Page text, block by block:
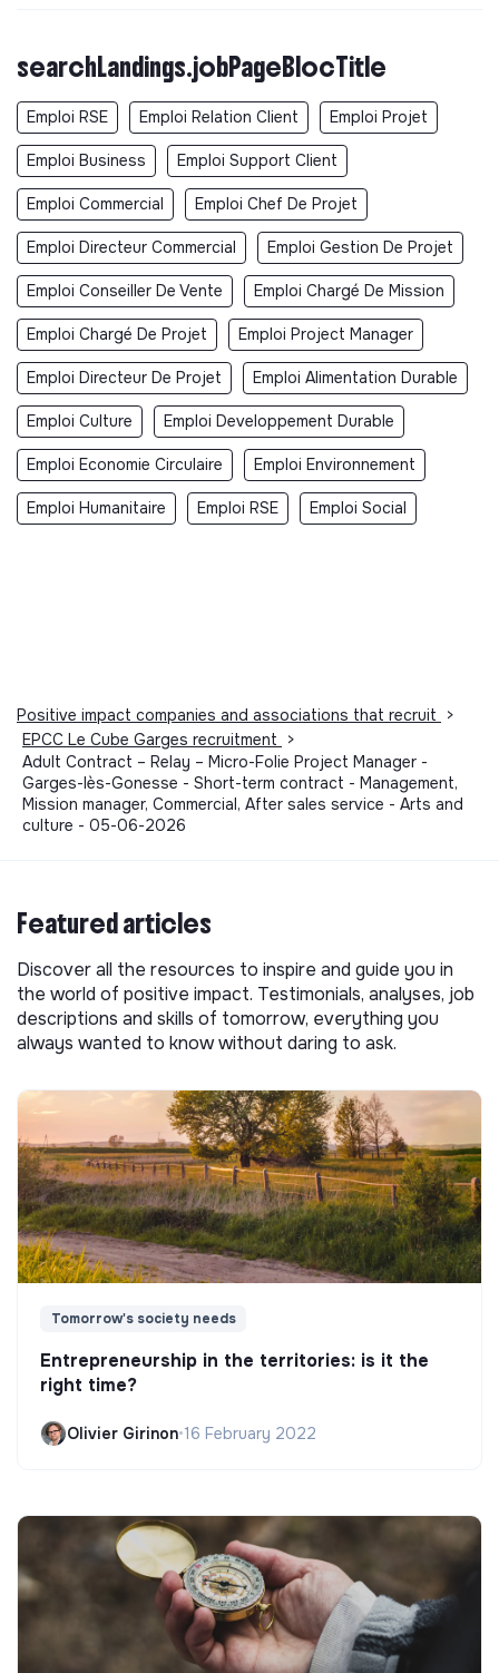
searchLandings.jobPageBlocTitle
Emploi RSE Emploi Relation Client Emploi Projet
Emploi Business Emploi Support Client
Emploi Commercial Emploi Chef De Projet
Emploi Directeur Commercial Emploi Gestion De Projet
Emploi Conseiller De Vente Emploi Chargé De Mission
Emploi Chargé De Projet Emploi Project Manager
Emploi Directeur De Projet Emploi Alimentation Durable
Emploi Culture Emploi Developpement Durable
Emploi Economie Circulaire Emploi Environnement
Emploi Humanitaire Emploi RSE Emploi Social
Positive impact companies and associations that recruit
>
EPCC Le Cube Garges recruitment
>
Adult Contract – Relay – Micro-Folie Project Manager -
Garges-lès-Gonesse - Short-term contract - Management,
Mission manager, Commercial, After sales service - Arts and
culture - 05-06-2026
Featured articles
Discover all the resources to inspire and guide you in
the world of positive impact. Testimonials, analyses, job
descriptions and skills of tomorrow, everything you
always wanted to know without daring to ask.
Tomorrow's society needs
Entrepreneurship in the territories: is it the
right time?
Olivier Girinon•16 February 2022